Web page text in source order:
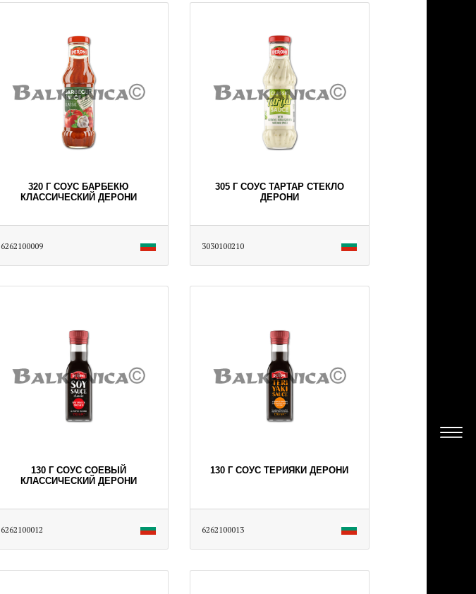
320 Г СОУС БАРБЕКЮ
КЛАССИЧЕСКИЙ ДЕРОНИ
6262100009
305 Г СОУС ТАРТАР СТЕКЛО
ДЕРОНИ
3030100210
130 Г СОУС СОЕВЫЙ
КЛАССИЧЕСКИЙ ДЕРОНИ
6262100012
130 Г СОУС ТЕРИЯКИ ДЕРОНИ
6262100013